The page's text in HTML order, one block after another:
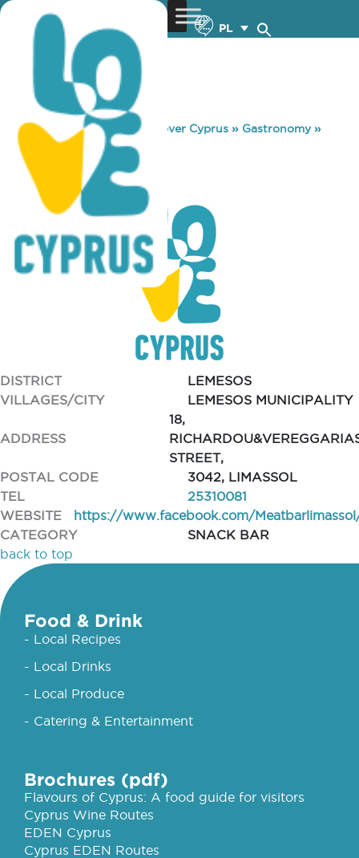
PL
You are here:Home »Discover Cyprus » Gastronomy»
MEAT BAR
MEAT BAR
DISTRICT
LEMESOS
VILLAGES/CITY
LEMESOS MUNICIPALITY
ADDRESS
18,
STREET,
POSTAL CODE
3042, LIMASSOL
TEL
25310081
WEBSITE
https://www.facebook.com/
CATEGORY
SNACK BAR
back to top
Food & Drink
- Local Recipes
- Local Drinks
- Local Produce
- Catering & Entertainment
Brochures (pdf)
Flavours of Cyprus: A food guide for visitors
Cyprus Wine Routes
EDEN Cyprus
Cyprus EDEN Routes